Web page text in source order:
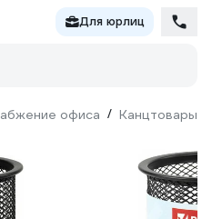
Для юрлиц
офиса / Канцтовары